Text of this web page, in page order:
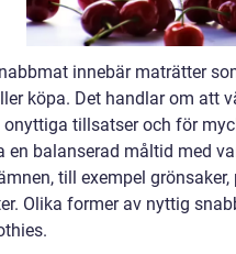
innebär maträtter
köpa. Det handlar om att
tillsatser och för
en balanserad måltid med
till exempel
Olika former av nyttig